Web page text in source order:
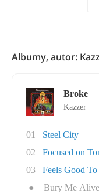
Albumy, autor:
Broke
Kazzer
01
Steel City
02
Focused on
03
Feels Good
●
Bury Me Alive